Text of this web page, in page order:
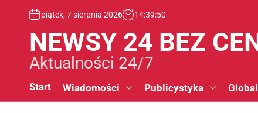
piątek, 7 sierpnia 2026 14:39:51
NEWSY 24 BEZ
Aktualności 24/7
Start Wiadomości Publicystyka